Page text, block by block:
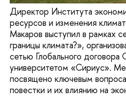
Директор Института
ресурсов и изменения
Макаров выступил в рамках
границы климата?»,
сетью Глобального
университетом «Сириус».
посвящено ключевым
повестки и их влиянию на